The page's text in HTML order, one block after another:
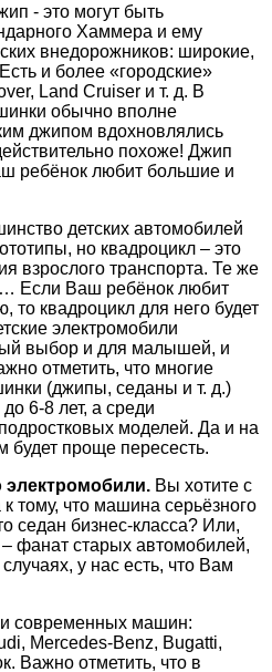
- это могут быть
Хаммера и ему
внедорожников: широкие,
и более «городские»
Land Cruiser и т. д. В
обычно вполне
джипом вдохновлялись
похоже! Джип
ребёнок любит большие и
детских автомобилей
но квадроцикл – это
взрослого транспорта. Те же
Если Ваш ребёнок любит
то квадроцикл для него будет
электромобили
выбор и для малышей, и
отметить, что многие
(джипы, седаны и т. д.)
6-8 лет, а среди
моделей. Да и на
будет проще пересесть.
электромобили. Вы хотите с
тому, что машина серьёзного
седан бизнес-класса? Или,
фанат старых автомобилей,
у нас есть, что Вам
современных машин:
Mercedes-Benz, Bugatti,
Важно отметить, что в